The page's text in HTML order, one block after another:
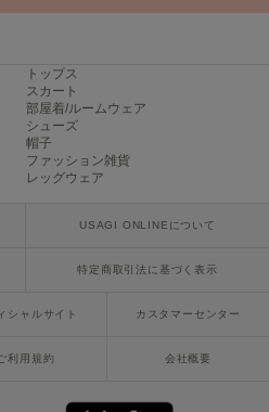
トップス
スカート
部屋着/ルームウェア
シューズ
帽子
ファッション雑貨
レッグウェア
USAGI ONLINEについて
特定商取引法に基づく表示
シャルサイト カスタマーセンター
利用規約 会社概要